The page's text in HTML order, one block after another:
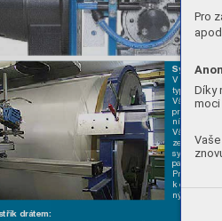
Pro
Díky
moci
drátem:
Systémy
V
typů 5PII,
Všechny
průtoku
ními ventily
Všechny
zením pr
systémem
panelem.
Pro
k dispozici
ný pouz